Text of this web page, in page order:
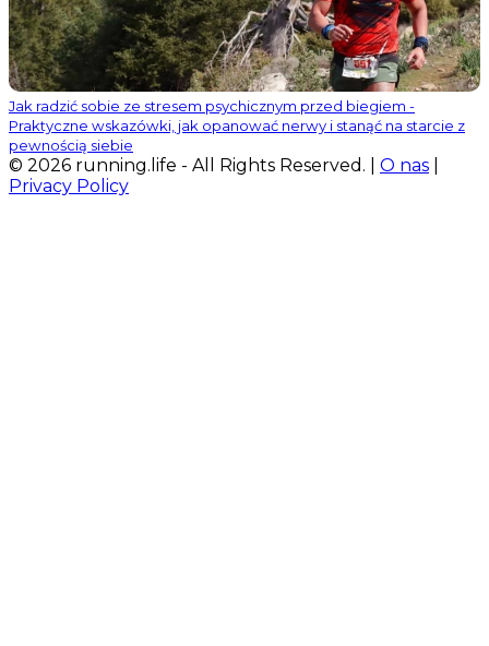
Jak radzić sobie ze stresem psychicznym przed biegiem -
Praktyczne wskazówki, jak opanować nerwy i stanąć na starcie z
pewnością siebie
© 2026 running.life - All Rights Reserved. | O nas
Privacy Policy